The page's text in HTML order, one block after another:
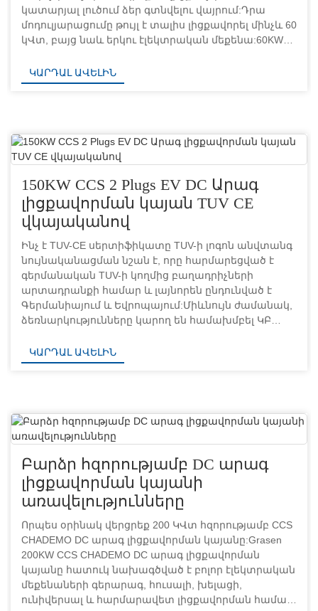
կատարյալ լուծում ձեր գտնվելու վայրում:Դրա
մոդուլյարացումը թույլ է տալիս լիցքավորել մինչև 60
կՎտ, բայց նաև երկու էլեկտրական մեքենա:60KW
60K...
ԿԱՐԴԱԼ ԱՎԵԼԻՆ
150KW CCS 2 Plugs EV DC Արագ
լիցքավորման կայան TUV CE
վկայականով
Ինչ է TUV-CE սերտիֆիկատը TUV-ի լոգոն անվտանգ
նույնականացման նշան է, որը հարմարեցված է
գերմանական TUV-ի կողմից բաղադրիչների
արտադրանքի համար և լայնորեն ընդունված է
Գերմանիայում և Եվրոպայում:Միևնույն ժամանակ,
ձեռնարկությունները կարող են համախմբել ԿԲ
դրանով իսկ ստանալով վկայական...
ԿԱՐԴԱԼ ԱՎԵԼԻՆ
Բարձր հզորությամբ DC արագ
լիցքավորման կայանի
առավելությունները
Որպես օրինակ վերցրեք 200 ԿՎտ հզորությամբ CCS
CHADEMO DC արագ լիցքավորման կայանը:Grasen
200KW CCS CHADEMO DC արագ լիցքավորման
կայանը հատուկ նախագծված է բոլոր էլեկտրական
մեքենաների գերարագ, հուսալի, խելացի,
ունիվերսալ և հարմարավետ լիցքավորման համար